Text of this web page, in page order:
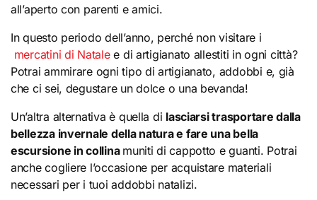
all’aperto con parenti e amici.
In questo periodo dell’anno, perché non visitare i
mercatini di Natalee di artigianato allestiti in ogni città?
Potrai ammirare ogni tipo di artigianato, addobbi e, già
che ci sei, degustare un dolce o una bevanda!
Un’altra alternativa è quella di lasciarsi trasportare dalla
bellezza invernale della natura e fare una bella
escursione in collina muniti di cappotto e guanti. Potrai
anche cogliere l’occasione per acquistare materiali
necessari per i tuoi addobbi natalizi.